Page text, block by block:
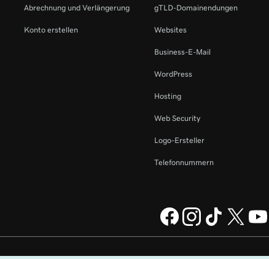
Abrechnung und Verlängerung
Konto erstellen
gTLD-Domainendungen
Websites
Business-E-Mail
WordPress
Hosting
Web Security
Logo-Ersteller
Telefonnummern